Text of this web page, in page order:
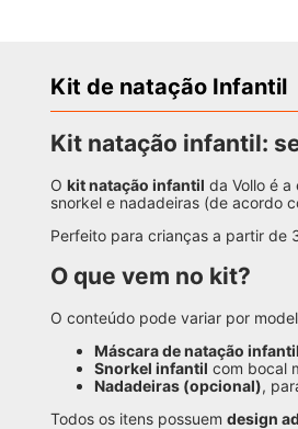
Kit de natação Infantil
Kit natação infantil:
O kit natação infantil da Vollo é a
snorkel e nadadeiras (de acordo
Perfeito para crianças a partir de
O que vem no kit?
O conteúdo pode variar por
Máscara de natação infantil
Snorkel infantil com bocal
Nadadeiras (opcional),
Todos os itens possuem design